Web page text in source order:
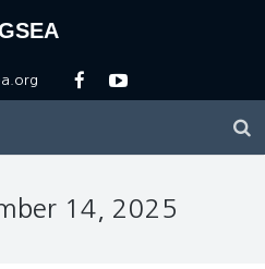
14, 2025